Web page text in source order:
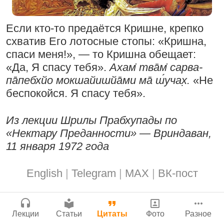
Бог, наука и атеизм, часть 2: Хвала
слушателям!
9:25 |17 июля 2024|
Атланта, Джорджия, США
Поклоняться Бхактивиноду Тхакуру,
1:14:02 |12 сентября
2008|Бойсе, Айдахо, США
Радхарани — глава департамента
служений
1:05:35 | 7 сентября 2008|
Мы теряем нормальную жизнь и слава
Богу!
29 июля 2026 Васух|
Вишну-сахасра-нама
сундук
28 июля 2026|Васух|
Вишну-сахасра-нама
Где живет Верховная Личность Бога?
Каков адрес Вишну?
Если кто-то предаётся Кришне, крепко
схватив Его лотосные стопы: «Кришна,
спаси меня!», — то Кришна обещает:
«Да, Я спасу тебя».Ахам̇ тва̄м̇ сарва-
па̄пебхйо мокшайишйа̄ми ма̄ ш́учах̣. «Не
беспокойся. Я спасу тебя».
Из лекции Шрилы Прабхупады по
«Нектару Преданности» — Вриндаван,
11 января 1972 года
English | Telegram | MAX | ВК-пост
Джанмаштами в Тбилиси 2025
Сайт
Войти|Регистрация |История версий
Инструкция
Лекции Статьи Цитаты Фото Разное